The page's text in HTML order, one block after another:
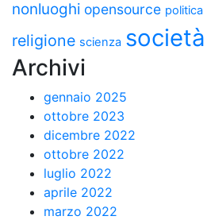
nonluoghi opensource politica
religione scienza società
Archivi
gennaio 2025
ottobre 2023
dicembre 2022
ottobre 2022
luglio 2022
aprile 2022
marzo 2022